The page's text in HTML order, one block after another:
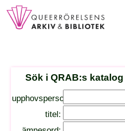
Sök i QRAB:s katalog
upphovsperson:
titel: